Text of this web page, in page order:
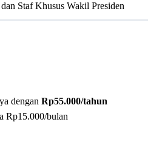
Staf Khusus Wakil Presiden
dengan Rp55.000/tahun
Rp15.000/bulan